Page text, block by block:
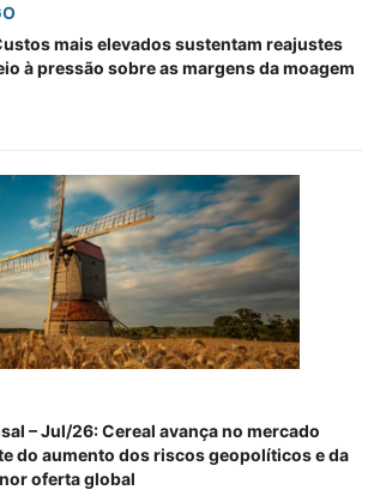
mais elevados sustentam reajustes
à pressão sobre as margens da moagem
– Jul/26: Cereal avança no mercado
do aumento dos riscos geopolíticos e da
oferta global